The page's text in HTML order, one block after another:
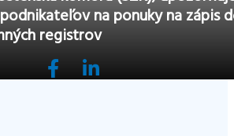
na ponuky na zápis
registrov